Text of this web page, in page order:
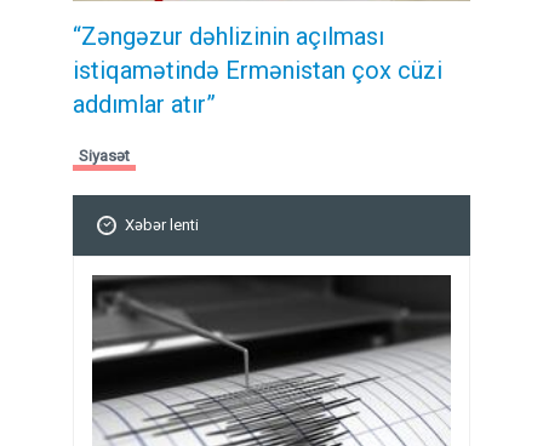
“Zəngəzur dəhlizinin açılması
istiqamətində Ermənistan çox cüzi
addımlar atır”
Siyasət
Xəbər lenti